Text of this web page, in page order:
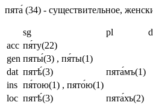
пята́ (34) - существительное,
sg pl
acc пя́ту(22)
gen пяты́(3) , пя́ты(1)
dat пятѣ́(3) пята́мъ(1)
ins пя́тою(1) , пято́ю(1)
loc пятѣ́(3) пята́хъ(2)